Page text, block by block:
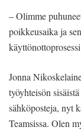
– Olimme
poikkeusaika ja
Jonna
työyhteisön
sähköposteja, nyt
Teamsissa. Olen